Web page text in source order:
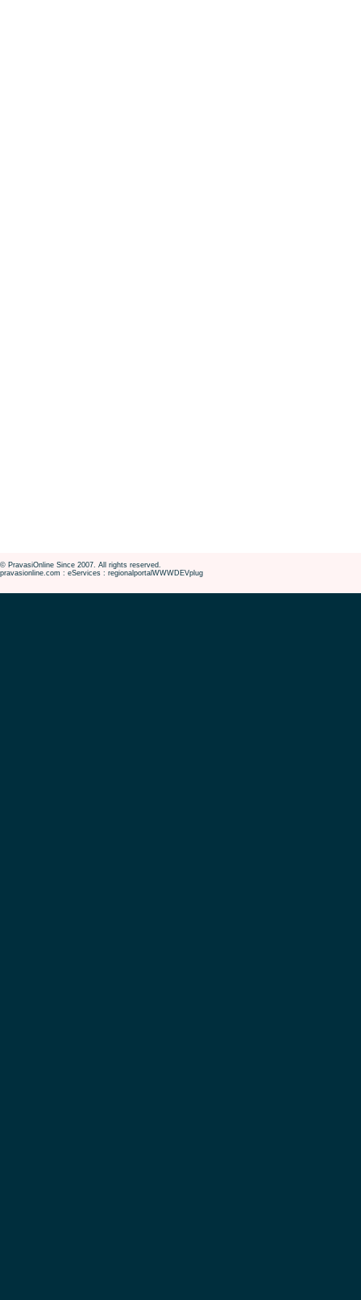
© PravasiOnline Since 2007. All rights reserved.
pravasionline.com : eServices : regionalportalWWWDEVplug